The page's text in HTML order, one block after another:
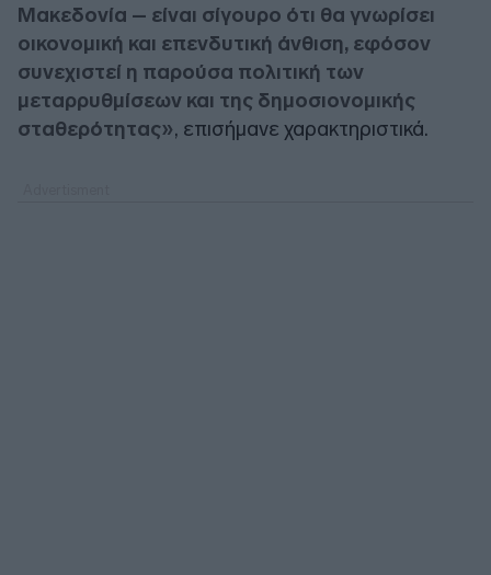
Μακεδονία – είναι σίγουρο ότι θα γνωρίσει
οικονομική και επενδυτική άνθιση, εφόσον
συνεχιστεί η παρούσα πολιτική των
μεταρρυθμίσεων και της δημοσιονομικής
σταθερότητας», επισήμανε χαρακτηριστικά.